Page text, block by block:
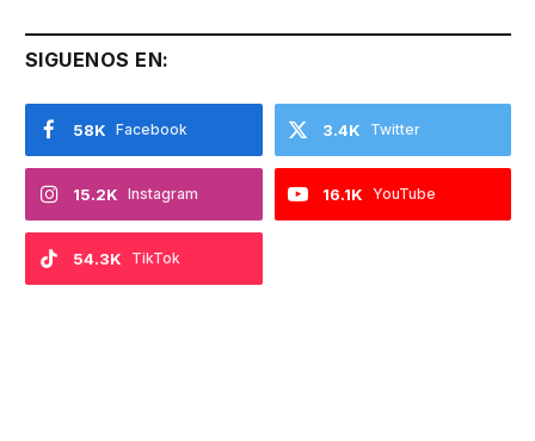
SIGUENOS EN:
Facebook
58K Twitter
3.4K
Instagram
15.2K YouTube
16.1K
TikTok
54.3K